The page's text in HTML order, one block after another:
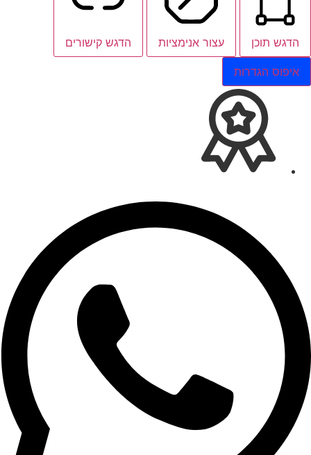
הדגש תוכן עצור אנימציות הדגש קישורים
איפוס הגדרות